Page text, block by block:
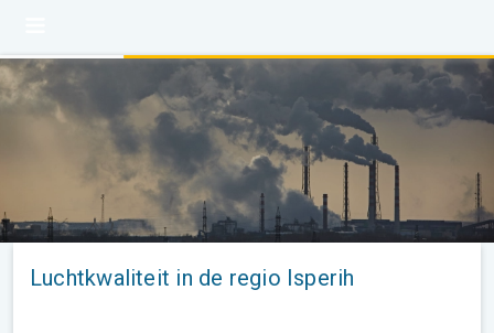
Luchtkwaliteit in de regio Isperih